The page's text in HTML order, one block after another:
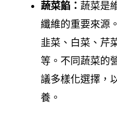
蔬菜餡： 蔬菜是
纖維的重要來源
韭菜、白菜、芹
等。不同蔬菜的
議多樣化選擇，
養。